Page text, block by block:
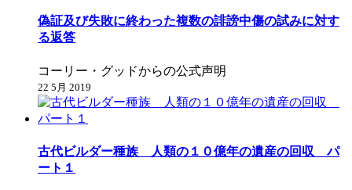
偽証及び失敗に終わった複数の誹謗中傷の試みに対す
る返答
コーリー・グッドからの公式声明
22 5月 2019
古代ビルダー種族 人類の１０億年の遺産の回収 パ
ート１